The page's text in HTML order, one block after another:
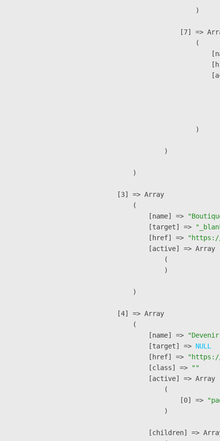
                        )
[7] =>
                        (
                        )
                )
        )
    [3] => Array
        (
            [name] =>
            [target] =>
            [href] =>
"https://
            [active] => Array
                (
                )
        )
    [4] => Array
        (
            [name] =>
"Devenir
            [target] =>
NULL
            [href] =>
"https://
            [class] =>
""
            [active] => Array
                (
                    [0] =>
                )
[children] =>